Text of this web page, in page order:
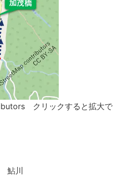
クリックすると拡大で
鮎川